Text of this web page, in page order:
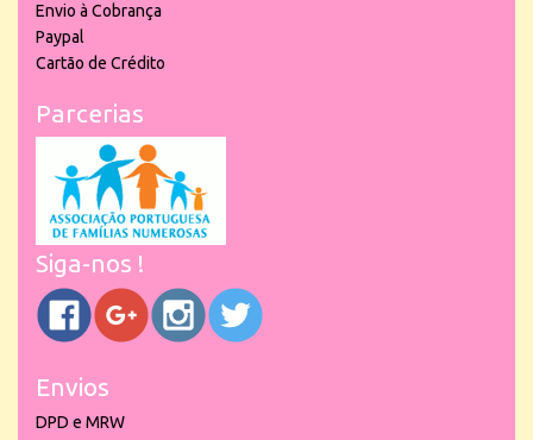
Envio à Cobrança
Paypal
Cartão de Crédito
Parcerias
Siga-nos !
Envios
DPD e MRW